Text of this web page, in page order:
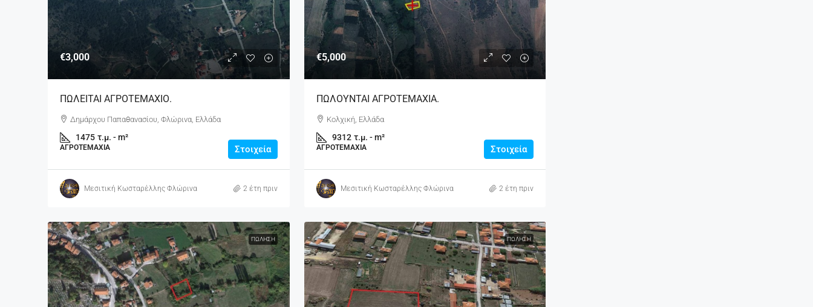
€3,000
ΠΩΛΕΙΤΑΙ ΑΓΡΟΤΕΜΑΧΙΟ.
Δημάρχου Παπαθανασίου, Φλώρινα, Ελλάδα
1475 τ.μ. - m²
ΑΓΡΟΤΕΜΆΧΙΑ Στοιχεία
Μεσιτική Κωσταρέλλης Φλώρινα 2 έτη πριν
€5,000
ΠΩΛΟΥΝΤΑΙ ΑΓΡΟΤΕΜΑΧΙΑ.
Κολχική, Ελλάδα
9312 τ.μ. - m²
ΑΓΡΟΤΕΜΆΧΙΑ Στοιχεία
Μεσιτική Κωσταρέλλης Φλώρινα 2 έτη πριν
ΠΏΛΗΣΗ ΠΏΛΗΣΗ